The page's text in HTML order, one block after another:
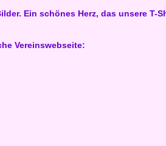
Ein schönes Herz, das unsere T-
Vereinswebseite: